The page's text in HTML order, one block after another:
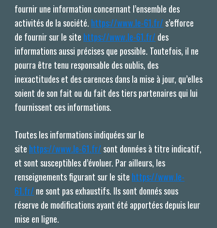
fournir une information concernant l’ensemble des
activités de la société. https://www.le-61.fr/ s’efforce
de fournir sur le site https://www.le-61.fr/ des
informations aussi précises que possible. Toutefois, il ne
pourra être tenu responsable des oublis, des
inexactitudes et des carences dans la mise à jour, qu’elles
soient de son fait ou du fait des tiers partenaires qui lui
fournissent ces informations.
Toutes les informations indiquées sur le
site https://www.le-61.fr/ sont données à titre indicatif,
et sont susceptibles d’évoluer. Par ailleurs, les
renseignements figurant sur le site https://www.le-
61.fr/ ne sont pas exhaustifs. Ils sont donnés sous
réserve de modifications ayant été apportées depuis leur
mise en ligne.